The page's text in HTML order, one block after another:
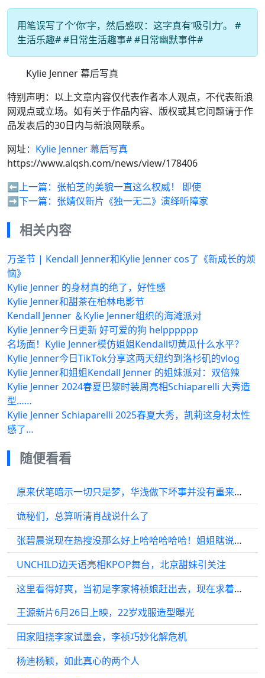
用笔误写了个‘你’字，然后感叹：这字真有‘吸引力’。 #
生活乐趣# #日常生活趣事# #日常幽默事件#
Kylie Jenner 幕后写真
特别声明：以上文章内容仅代表作者本人观点，不代表新浪
网观点或立场。如有关于作品内容、版权或其它问题请于作
品发表后的30日内与新浪网联系。
网址： Kylie Jenner 幕后写真
https://www.alqsh.com/news/view/178406
⬅️上一篇： 张柏芝的美貌一直这么权威！ 即使
➡️下一篇： 张婧仪新片《独一无二》演绎听障家
相关内容
万圣节 | Kendall Jenner和Kylie Jenner cos了《新成长的烦
恼》
Kylie Jenner 的身材真的绝了，好性感
Kylie Jenner和甜茶在柏林电影节
Kendall Jenner ＆Kylie Jenner组织的海滩派对
Kylie Jenner今日更新 好可爱的狗 helpppppp
名场面！Kylie Jenner模仿姐姐Kendall切黄瓜什么水平？
Kylie Jenner今日TikTok分享这两天纽约到洛杉矶的vlog
Kylie Jenner和姐姐Kendall Jenner 的姐妹派对：双倍辣
Kylie Jenner 2024春夏巴黎时装周亮相Schiaparelli 大秀造
型……
Kylie Jenner Schiaparelli 2025春夏大秀，凯莉这身材太性
感了…
随便看看
原来伏笔暗示一切只是梦，华浅做下坏事并没有重来的机会，家主救了她焚香入梦
诡秘们，总算听清肖战说什么了
张碧晨说现在热搜没那么好上哈哈哈哈哈！姐姐瞎说什么大实话
UNCHILD边天语亮相KPOP舞台，北京甜妹引关注
这里看得好爽，当初是李家将祯娘赶出去，现在求着祯娘回来.
王源新片6月26日上映，22岁戏服造型曝光
田家阻挠李家试墨会，李祯巧妙化解危机
杨迪杨颖，如此真心的两个人